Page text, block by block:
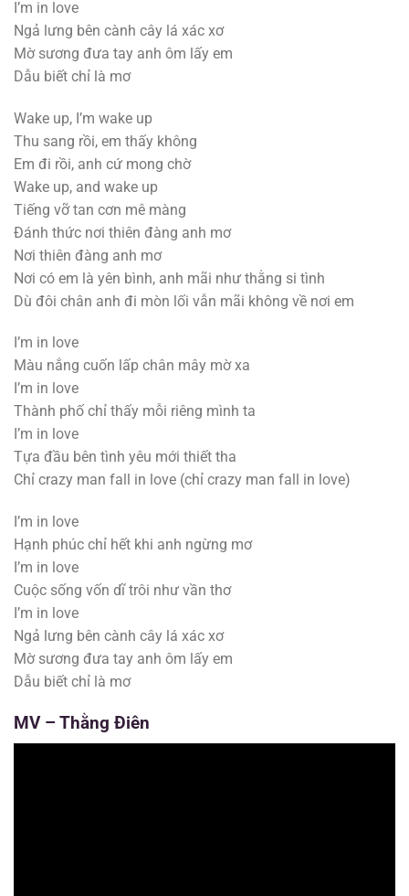
I’m in love
Ngả lưng bên cành cây lá xác xơ
Mờ sương đưa tay anh ôm lấy em
Dẫu biết chỉ là mơ
Wake up, I’m wake up
Thu sang rồi, em thấy không
Em đi rồi, anh cứ mong chờ
Wake up, and wake up
Tiếng vỡ tan cơn mê màng
Đánh thức nơi thiên đàng anh mơ
Nơi thiên đàng anh mơ
Nơi có em là yên bình, anh mãi như thằng si tình
Dù đôi chân anh đi mòn lối vẫn mãi không về nơi em
I’m in love
Màu nắng cuốn lấp chân mây mờ xa
I’m in love
Thành phố chỉ thấy mỗi riêng mình ta
I’m in love
Tựa đầu bên tình yêu mới thiết tha
Chỉ crazy man fall in love (chỉ crazy man fall in love)
I’m in love
Hạnh phúc chỉ hết khi anh ngừng mơ
I’m in love
Cuộc sống vốn dĩ trôi như vần thơ
I’m in love
Ngả lưng bên cành cây lá xác xơ
Mờ sương đưa tay anh ôm lấy em
Dẫu biết chỉ là mơ
MV – Thằng Điên